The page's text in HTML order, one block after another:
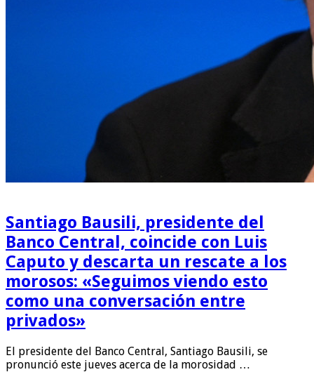
Santiago Bausili, presidente del
Banco Central, coincide con Luis
Caputo y descarta un rescate a los
morosos: «Seguimos viendo esto
como una conversación entre
privados»
El presidente del Banco Central, Santiago Bausili, se
pronunció este jueves acerca de la morosidad …